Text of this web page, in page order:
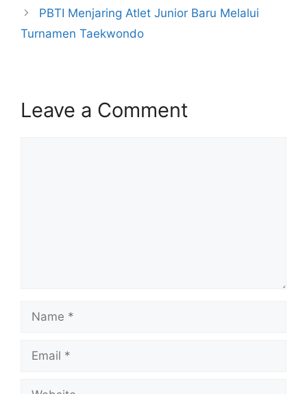
PBTI Menjaring Atlet Junior Baru Melalui
Turnamen Taekwondo
Leave a Comment